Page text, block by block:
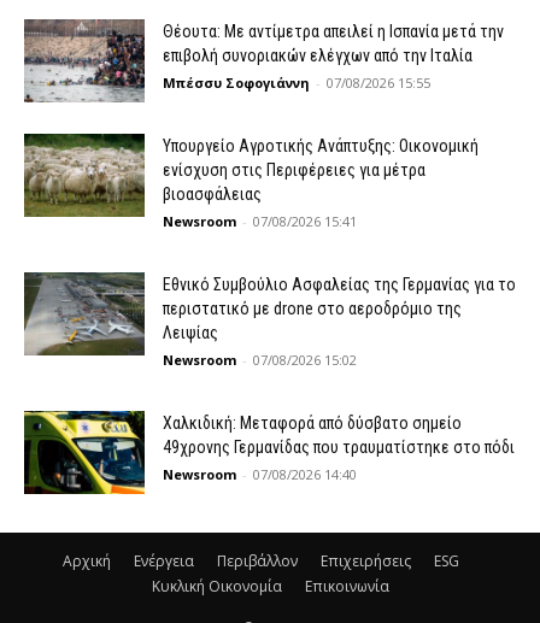
Θέουτα: Με αντίμετρα απειλεί η Ισπανία μετά την
επιβολή συνοριακών ελέγχων από την Ιταλία
Μπέσσυ Σοφογιάννη - 07/08/2026 15:55
Υπουργείο Αγροτικής Ανάπτυξης: Οικονομική
ενίσχυση στις Περιφέρειες για μέτρα
βιοασφάλειας
Newsroom - 07/08/2026 15:41
Εθνικό Συμβούλιο Ασφαλείας της Γερμανίας για το
περιστατικό με drone στο αεροδρόμιο της
Λειψίας
Newsroom - 07/08/2026 15:02
Χαλκιδική: Μεταφορά από δύσβατο σημείο
49χρονης Γερμανίδας που τραυματίστηκε στο πόδι
Newsroom - 07/08/2026 14:40
Αρχική Ενέργεια Περιβάλλον Επιχειρήσεις
ESG
Κυκλική Οικονομία
Επικοινωνία